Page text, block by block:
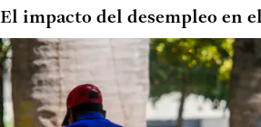
El impacto del desempleo en